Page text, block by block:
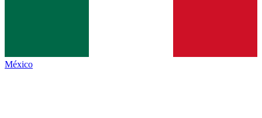
México